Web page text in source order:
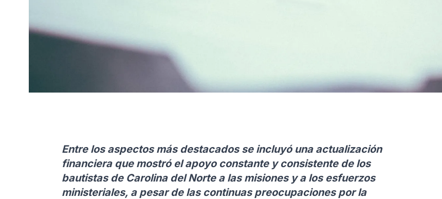
Entre los aspectos más destacados se incluyó una actualización
financiera que mostró el apoyo constante y consistente de los
bautistas de Carolina del Norte a las misiones y a los esfuerzos
ministeriales, a pesar de las continuas preocupaciones por la